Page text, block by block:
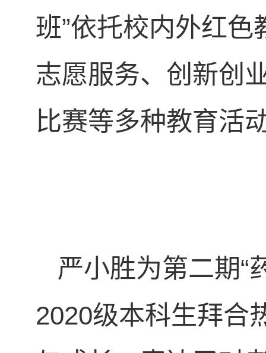
班”依托校内外红
志愿服务、创新创
比赛等多种教育活
严小胜为第二期“
2020级本科生拜合